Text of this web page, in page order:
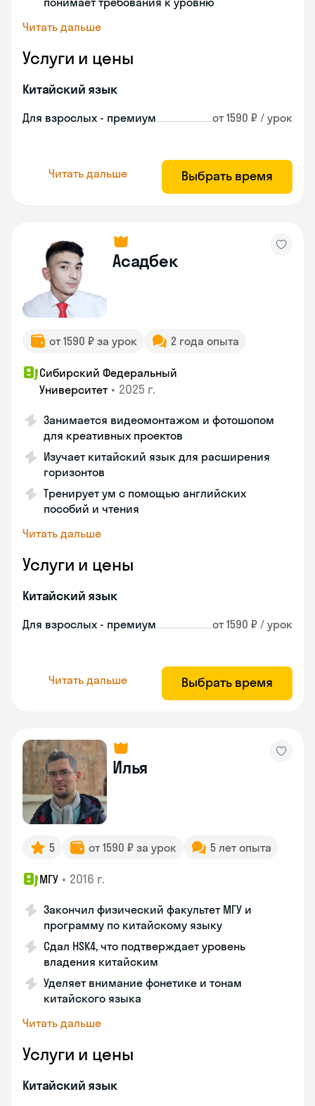
Читать дальше
Услуги и цены
Китайский язык
Для взрослых - премиум от 1590 ₽ / урок
Читать дальше Выбрать время
Асадбек
от 1590 ₽ за урок 2 года опыта
Сибирский Федеральный
Университет • 2025 г.
Занимается видеомонтажом и фотошопом
для креативных проектов
Изучает китайский язык для расширения
горизонтов
Тренирует ум с помощью английских
пособий и чтения
Читать дальше
Услуги и цены
Китайский язык
Для взрослых - премиум от 1590 ₽ / урок
Читать дальше Выбрать время
Илья
5 от 1590 ₽ за урок 5 лет опыта
МГУ • 2016 г.
Закончил физический факультет МГУ и
программу по китайскому языку
Сдал HSK4, что подтверждает уровень
владения китайским
Уделяет внимание фонетике и тонам
китайского языка
Читать дальше
Услуги и цены
Китайский язык